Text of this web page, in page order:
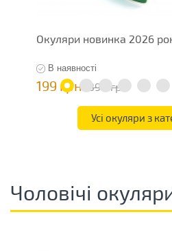
Окуляри новинка 2026
В наявності
199 грн 398 грн
Усі окуляри з
Чоловічі